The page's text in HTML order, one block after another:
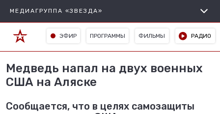
МЕДИАГРУППА «ЗВЕЗДА»
ЭФИР ПРОГРАММЫ ФИЛЬМЫ РАДИО
Медведь напал на двух военных
США на Аляске
Сообщается, что в целях самозащиты